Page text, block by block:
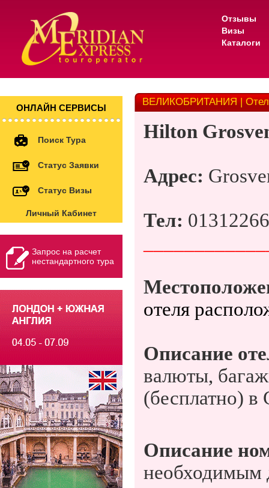
Отзывы
Визы
Каталоги
ОНЛАЙН СЕРВИСЫ
Поиск Тура
Статус Заявки
Статус Визы
Личный Кабинет
Запрос на расчет
нестандартного тура
ВЕЛИКОБРИТАНИЯ |
Hilton
Адрес:
Тел:
отеля
Описание
валюты,
(бесплатно) в
Описание
необходимым